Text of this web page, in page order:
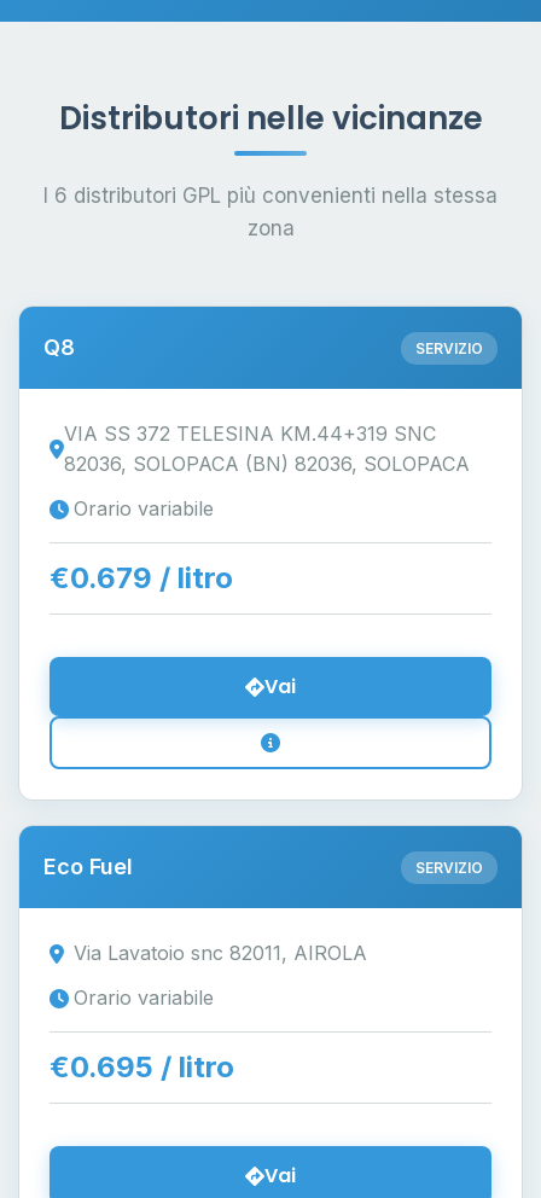
Distributori nelle vicinanze
I 6 distributori GPL più convenienti nella stessa
zona
Q8 SERVIZIO
VIA SS 372 TELESINA KM.44+319 SNC
82036, SOLOPACA (BN) 82036, SOLOPACA
Orario variabile
€0.679 / litro
Vai
Eco Fuel SERVIZIO
Via Lavatoio snc 82011, AIROLA
Orario variabile
€0.695 / litro
Vai